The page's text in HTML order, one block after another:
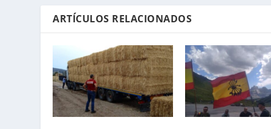
ARTÍCULOS RELACIONADOS